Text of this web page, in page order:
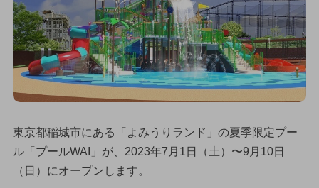
東京都稲城市にある「よみうりランド」の夏季限定プー
ル「プールWAI」が、2023年7月1日（土）〜9月10日
（日）にオープンします。